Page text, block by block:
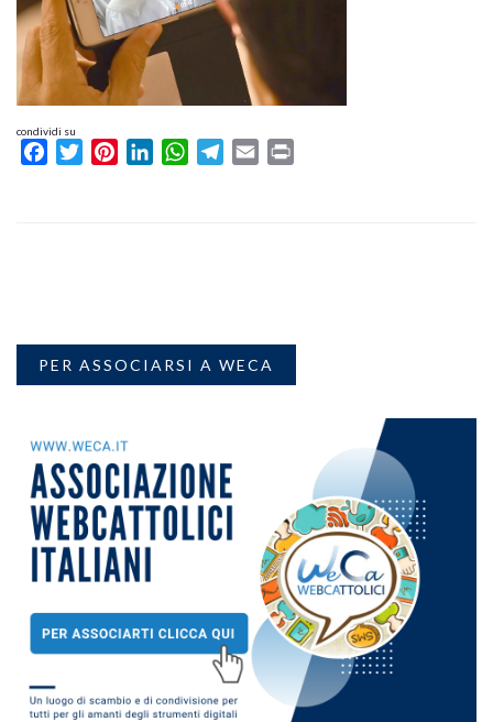
condividi su
FacebookTwitterPinterestLinkedInWhatsAppTelegram
Email
PER ASSOCIARSI A WECA